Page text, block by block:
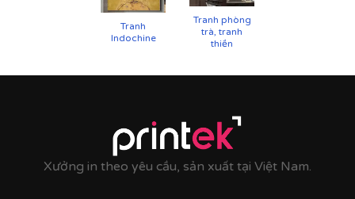
Chất liệu khung bền bỉ
Tranh được căng lên khung thông đã qua xử lý
Tranh
Indochine
Tranh phòng
trà, tranh
thiền
Xưởng in theo yêu cầu, sản xuất tại Việt Nam.